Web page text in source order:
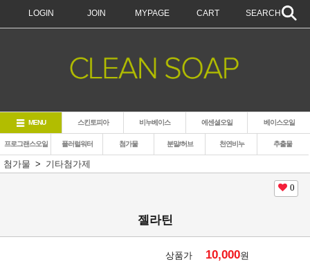
LOGIN JOIN MYPAGE CART SEARCH
MENU 스킨토피아 비누베이스 에센셜오일 베이스오일
프로그랜스오일 플러럴워터 첨가물 분말/허브 천연비누 추출물
첨가물 기타첨가제
0
젤라틴
상품가 10,000원